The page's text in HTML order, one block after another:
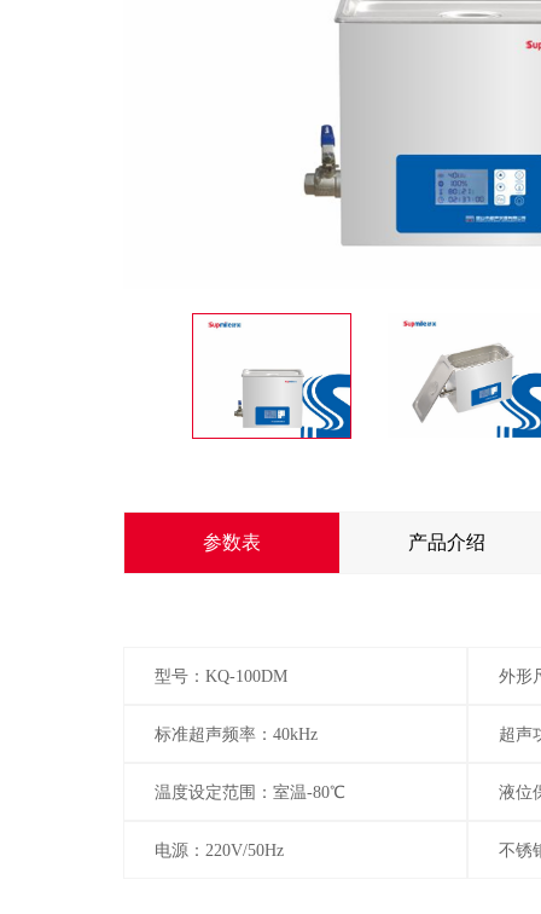
参数表 产品介绍
型号：KQ-100DM 外形
标准超声频率：40kHz 超声
温度设定范围：室温-80℃ 液位
电源：220V/50Hz 不锈